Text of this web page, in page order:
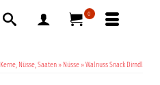
0
Kerne, Nüsse, Saaten » Nüsse »Walnuss Snack Dirndl